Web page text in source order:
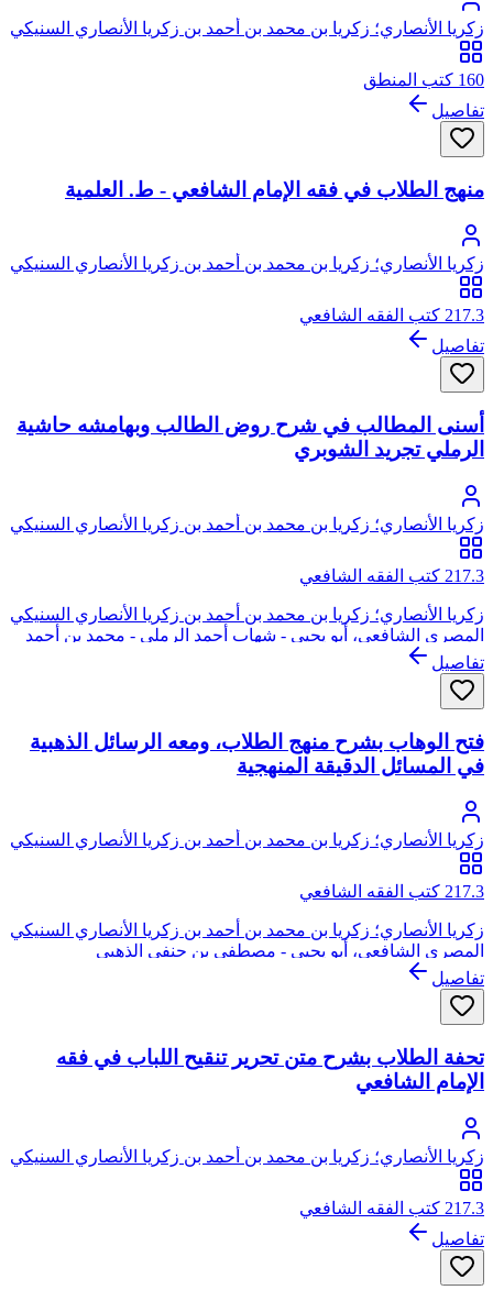
زكريا الأنصاري؛ زكريا بن محمد بن أحمد بن زكريا الأنصاري السنيكي
المصري الشافعي، أبو يحيى
160 كتب المنطق
تفاصيل
منهج الطلاب في فقه الإمام الشافعي - ط. العلمية
زكريا الأنصاري؛ زكريا بن محمد بن أحمد بن زكريا الأنصاري السنيكي
المصري الشافعي، أبو يحيى
217.3 كتب الفقه الشافعي
تفاصيل
أسنى المطالب في شرح روض الطالب وبهامشه حاشية
الرملي تجريد الشوبري
زكريا الأنصاري؛ زكريا بن محمد بن أحمد بن زكريا الأنصاري السنيكي
المصري الشافعي، أبو يحيى
217.3 كتب الفقه الشافعي
زكريا الأنصاري؛ زكريا بن محمد بن أحمد بن زكريا الأنصاري السنيكي
المصري الشافعي، أبو يحيى - شهاب أحمد الرملي - محمد بن أحمد
الشوبري
تفاصيل
فتح الوهاب بشرح منهج الطلاب، ومعه الرسائل الذهبية
في المسائل الدقيقة المنهجية
زكريا الأنصاري؛ زكريا بن محمد بن أحمد بن زكريا الأنصاري السنيكي
المصري الشافعي، أبو يحيى
217.3 كتب الفقه الشافعي
زكريا الأنصاري؛ زكريا بن محمد بن أحمد بن زكريا الأنصاري السنيكي
المصري الشافعي، أبو يحيى - مصطفى بن حنفي الذهبي
تفاصيل
تحفة الطلاب بشرح متن تحرير تنقيح اللباب في فقه
الإمام الشافعي
زكريا الأنصاري؛ زكريا بن محمد بن أحمد بن زكريا الأنصاري السنيكي
المصري الشافعي، أبو يحيى
217.3 كتب الفقه الشافعي
تفاصيل